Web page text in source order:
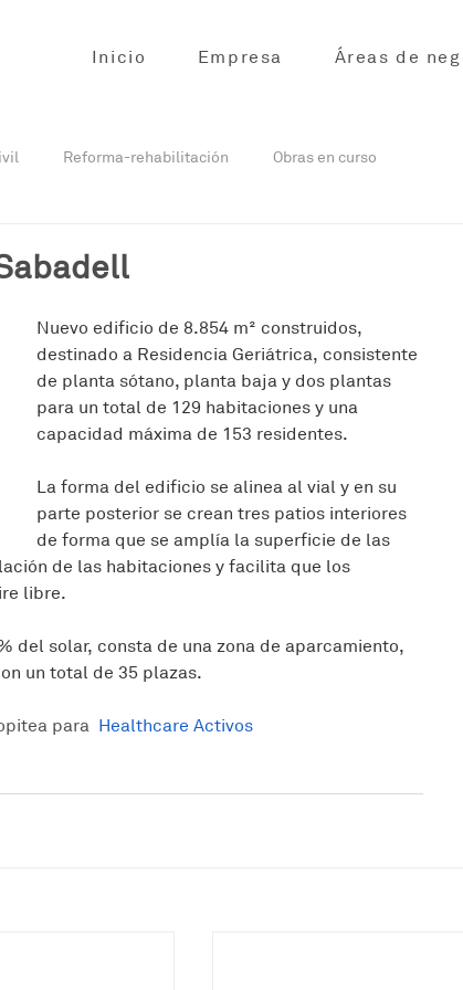
Inicio Empresa Áreas de
Reforma-rehabilitación Obras en curso
Nuevo edificio de 8.854 m² construidos,
destinado a Residencia Geriátrica, consistente
de planta sótano, planta baja y dos plantas
para un total de 129 habitaciones y una
capacidad máxima de 153 residentes.
La forma del edificio se alinea al vial y en su
parte posterior se crean tres patios interiores
de forma que se amplía la superficie de las
de las habitaciones y facilita que los
libre.
del solar, consta de una zona de aparcamiento,
un total de 35 plazas.
para Healthcare Activos